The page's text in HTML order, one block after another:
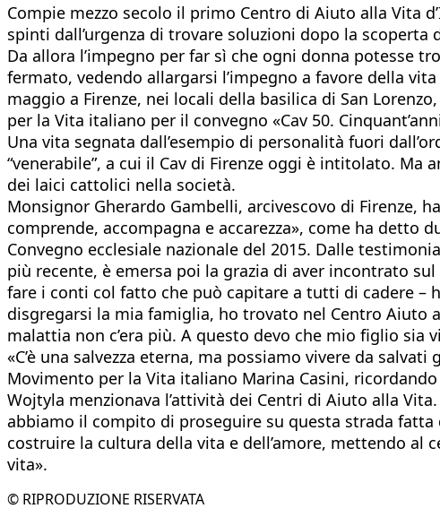
Compie mezzo secolo il primo Centro di Aiuto alla Vita
spinti dall’urgenza di trovare soluzioni dopo la
Da allora l’impegno per far sì che ogni donna potesse
fermato, vedendo allargarsi l’impegno a favore della
maggio a Firenze, nei locali della basilica di San
per la Vita italiano per il convegno «Cav 50.
Una vita segnata dall’esempio di personalità fuori
“venerabile”, a cui il Cav di Firenze oggi è intitolato.
dei laici cattolici nella società.
Monsignor Gherardo Gambelli, arcivescovo di Firenze,
comprende, accompagna e accarezza», come ha detto
Convegno ecclesiale nazionale del 2015. Dalle
più recente, è emersa poi la grazia di aver incontrato
fare i conti col fatto che può capitare a tutti di cadere –
disgregarsi la mia famiglia, ho trovato nel Centro Aiuto
malattia non c’era più. A questo devo che mio figlio sia
«C’è una salvezza eterna, ma possiamo vivere da
Movimento per la Vita italiano Marina Casini,
Wojtyla menzionava l’attività dei Centri di Aiuto alla
abbiamo il compito di proseguire su questa strada
costruire la cultura della vita e dell’amore, mettendo
vita».
© RIPRODUZIONE RISERVATA